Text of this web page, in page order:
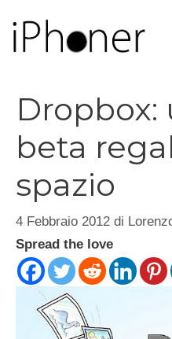
contenuto
Dropbox:
beta
spazio
4 Febbraio 2012 di
Spread the love